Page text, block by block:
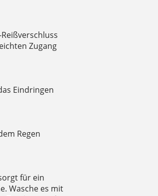
Zugang
Eindringen
Regen
für ein
Wasche es mit